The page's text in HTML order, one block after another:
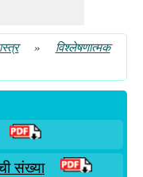
»
विश्लेषणात्मक
संख्या